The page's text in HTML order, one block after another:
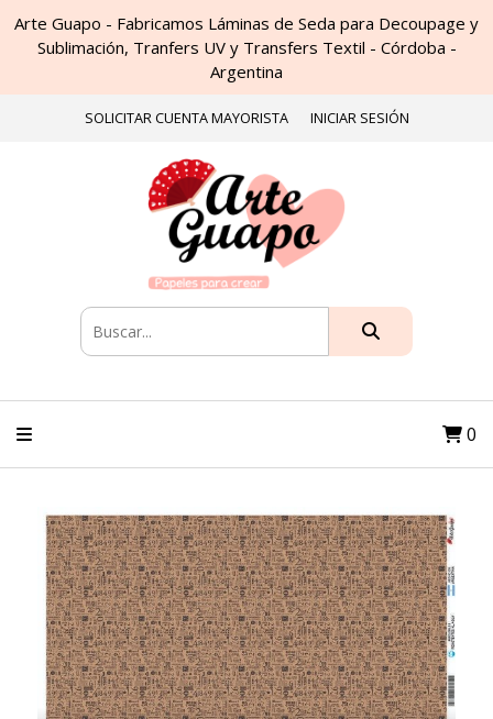
Arte Guapo - Fabricamos Láminas de Seda para Decoupage y
Sublimación, Tranfers UV y Transfers Textil - Córdoba -
Argentina
SOLICITAR CUENTA MAYORISTA INICIAR SESIÓN
0